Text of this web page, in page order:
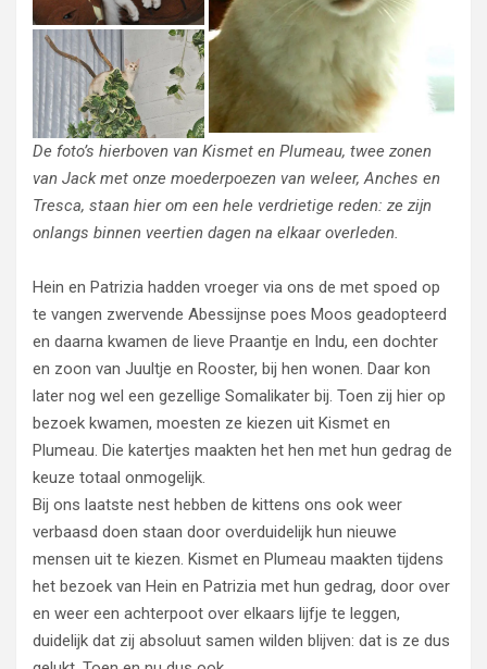
De foto’s hierboven van Kismet en Plumeau, twee zonen
van Jack met onze moederpoezen van weleer, Anches en
Tresca, staan hier om een hele verdrietige reden: ze zijn
onlangs binnen veertien dagen na elkaar overleden.
Hein en Patrizia hadden vroeger via ons de met spoed op
te vangen zwervende Abessijnse poes Moos geadopteerd
en daarna kwamen de lieve Praantje en Indu, een dochter
en zoon van Juultje en Rooster, bij hen wonen. Daar kon
later nog wel een gezellige Somalikater bij. Toen zij hier op
bezoek kwamen, moesten ze kiezen uit Kismet en
Plumeau. Die katertjes maakten het hen met hun gedrag de
keuze totaal onmogelijk.
Bij ons laatste nest hebben de kittens ons ook weer
verbaasd doen staan door overduidelijk hun nieuwe
mensen uit te kiezen. Kismet en Plumeau maakten tijdens
het bezoek van Hein en Patrizia met hun gedrag, door over
en weer een achterpoot over elkaars lijfje te leggen,
duidelijk dat zij absoluut samen wilden blijven: dat is ze dus